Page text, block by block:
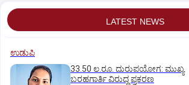
LATEST NEWS
ಉಡುಪಿ
33.50 ಲ.ರೂ. ದುರುಪಯೋಗ: ಮುಖ್ಯ
ಬರಹಗಾರ್ತಿ ವಿರುದ್ಧ ಪ್ರಕರಣ